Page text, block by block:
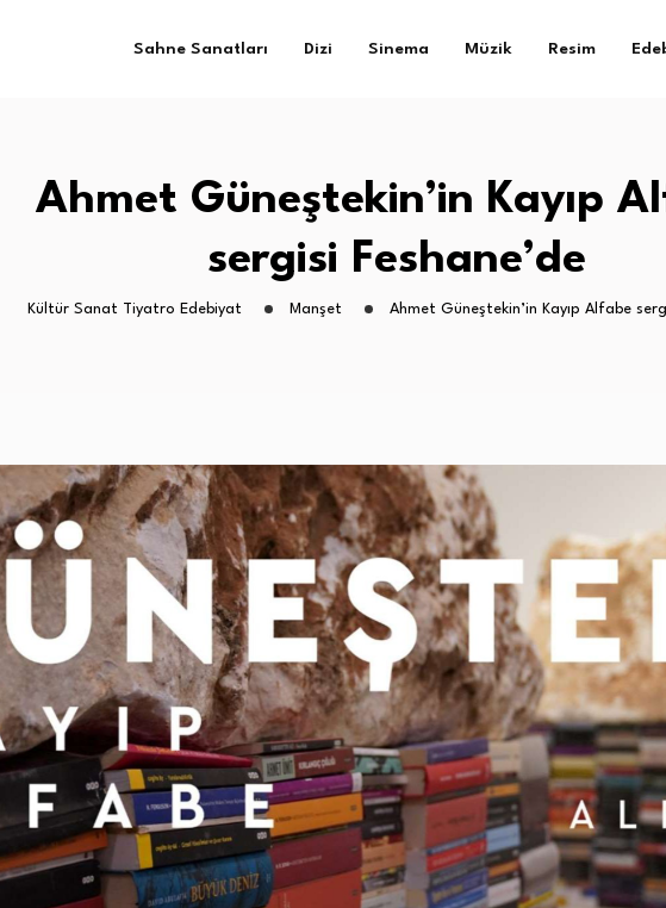
Sahne Sanatları Dizi Sinema Müzik Resim
Ahmet Güneştekin’in Kayıp
sergisi Feshane’de
Kültür Sanat Tiyatro Edebiyat Manşet Ahmet Güneştekin’in Kayıp Alfabe